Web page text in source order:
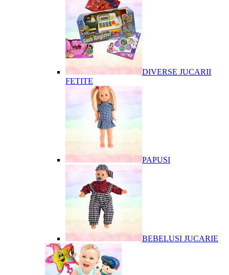
DIVERSE JUCARII
FETITE
PAPUSI
BEBELUSI JUCARIE